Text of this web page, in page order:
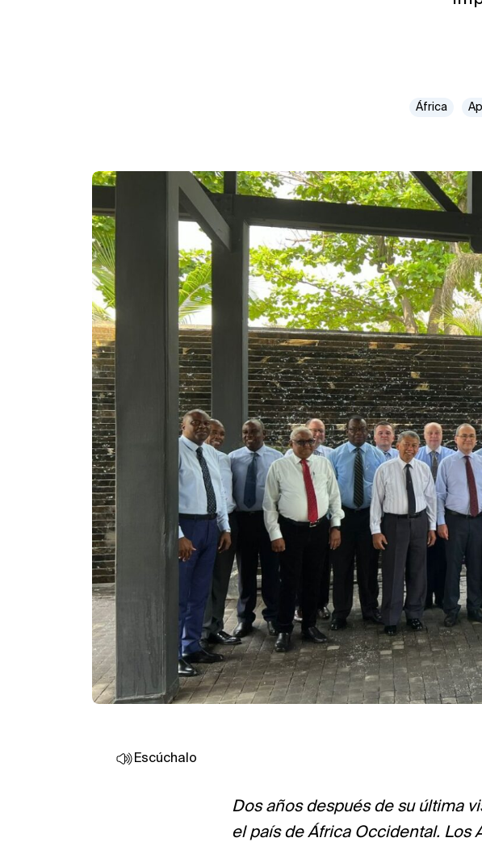
África
Escúchalo
Dos años después de su última
el país de África Occidental. Los